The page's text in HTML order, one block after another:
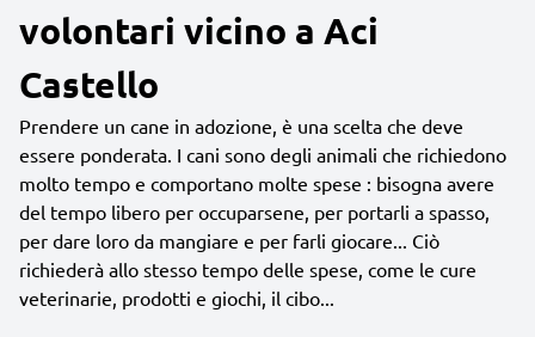
volontari vicino a Aci
Castello
Prendere un cane in adozione, è una scelta che deve
essere ponderata. I cani sono degli animali che richiedono
molto tempo e comportano molte spese : bisogna avere
del tempo libero per occuparsene, per portarli a spasso,
per dare loro da mangiare e per farli giocare... Ciò
richiederà allo stesso tempo delle spese, come le cure
veterinarie, prodotti e giochi, il cibo...